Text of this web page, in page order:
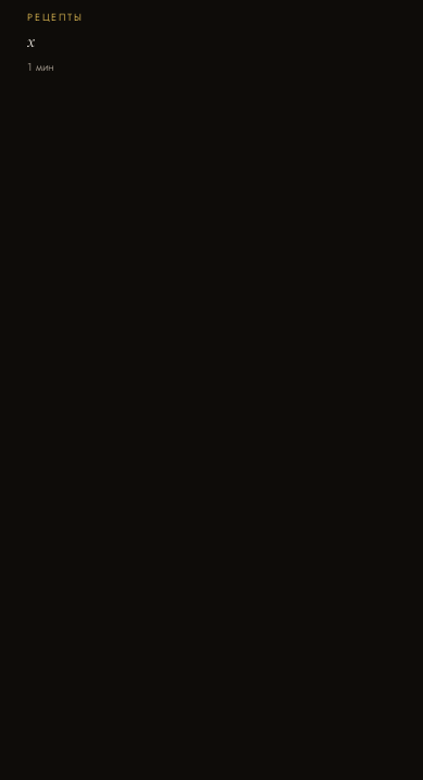
РЕЦЕПТЫ
x
1 мин